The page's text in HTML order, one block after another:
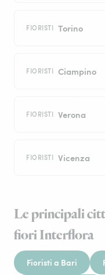
FIORISTI Torino
FIORISTI Ciampino
FIORISTI Verona
FIORISTI Vicenza
Le principali
fiori Interflora
Fioristi a Bari